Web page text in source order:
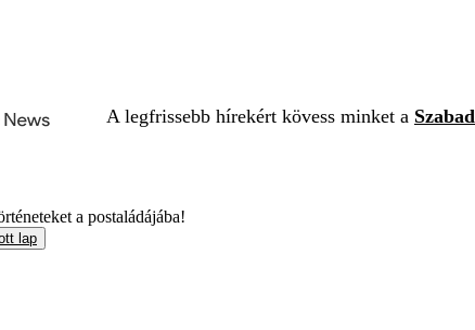
A legfrissebb hírekért kövess minket a
a postaládájába!
lap